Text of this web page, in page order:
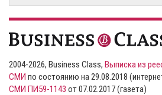
2004-2026, Business Class, Выписка из
СМИ по состоянию на 29.08.2018
СМИ ПИ59-1143 от 07.02.2017 (газета)